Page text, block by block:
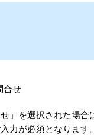
合せ
」を選択された場合
力が必須となります